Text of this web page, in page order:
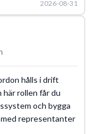
2026-08-31
hålls i drift
rollen får du
och bygga
representanter